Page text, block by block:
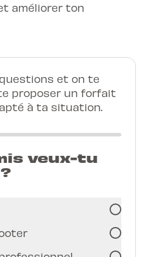
améliorer ton
et on te
proposer un forfait
à ta situation.
veux-tu